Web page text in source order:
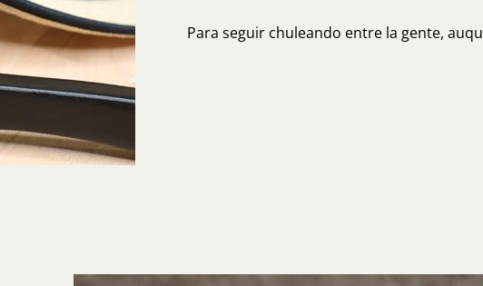
Para seguir chuleando entre la gente, auqu